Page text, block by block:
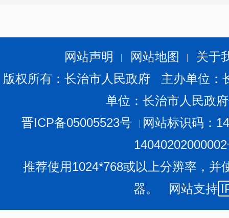
网站声明 网站地图
关于
版权所有：长治市人民政府 主办单位
单位：长治市人民政
晋ICP备05005523号
网站标识码：
推荐使用1024*768或以上分辨率，并
器。 网站支持